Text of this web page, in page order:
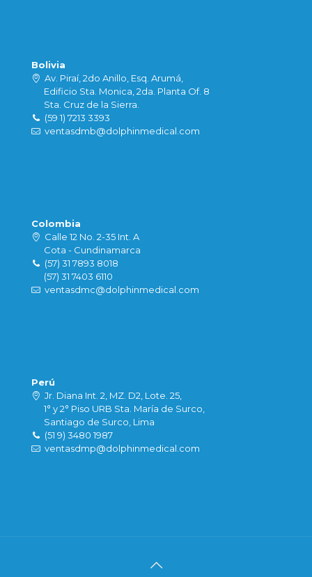
Bolivia
Av. Piraí, 2do Anillo, Esq. Arumá,
Edificio Sta. Monica, 2da. Planta Of. 8
Sta. Cruz de la Sierra.
(59 1) 7213 3393
ventasdmb@dolphinmedical.com
Colombia
Calle 12 No. 2-35 Int. A
Cota - Cundinamarca
(57) 31 7893 8018
(57) 31 7403 6110
ventasdmc@dolphinmedical.com
Perú
Jr. Diana Int. 2, MZ. D2, Lote. 25,
1° y 2° Piso URB Sta. María de Surco,
Santiago de Surco, Lima
(51 9) 3480 1987
ventasdmp@dolphinmedical.com